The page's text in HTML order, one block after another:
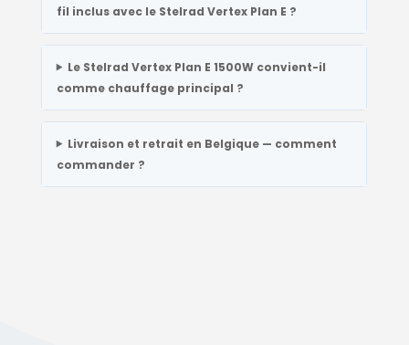
fil inclus avec le Stelrad Vertex Plan E ?
Le Stelrad Vertex Plan E 1500W convient-il
comme chauffage principal ?
Livraison et retrait en Belgique — comment
commander ?